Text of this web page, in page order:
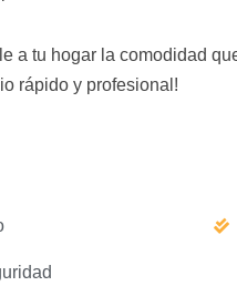
a tu hogar la comodidad
rápido y profesional!